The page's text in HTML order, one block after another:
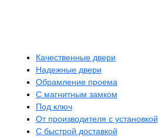
Качественные двери
Надежные двери
Обрамление проема
С магнитным замком
Под ключ
От производителя с установкой
С быстрой доставкой